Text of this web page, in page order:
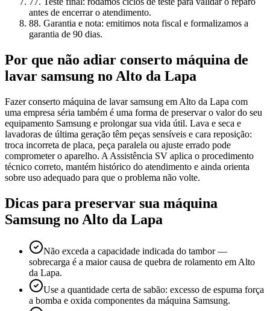
antes de encerrar o atendimento.
88. Garantia e nota: emitimos nota fiscal e formalizamos a
garantia de 90 dias.
Por que não adiar conserto máquina de
lavar samsung no Alto da Lapa
Fazer conserto máquina de lavar samsung em Alto da Lapa com
uma empresa séria também é uma forma de preservar o valor do seu
equipamento Samsung e prolongar sua vida útil. Lava e seca e
lavadoras de última geração têm peças sensíveis e cara reposição:
troca incorreta de placa, peça paralela ou ajuste errado pode
comprometer o aparelho. A Assistência SV aplica o procedimento
técnico correto, mantém histórico do atendimento e ainda orienta
sobre uso adequado para que o problema não volte.
Dicas para preservar sua máquina
Samsung no Alto da Lapa
Não exceda a capacidade indicada do tambor —
sobrecarga é a maior causa de quebra de rolamento em Alto
da Lapa.
Use a quantidade certa de sabão: excesso de espuma força
a bomba e oxida componentes da máquina Samsung.